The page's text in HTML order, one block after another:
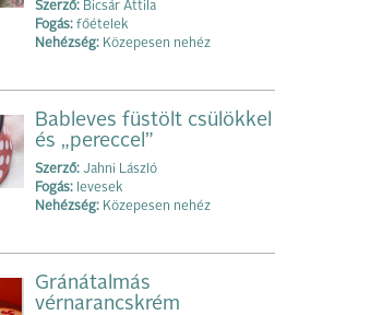
Szerző: Bicsár Attila
Fogás: főételek
Nehézség: Közepesen nehéz
Bableves füstölt csülökkel
és „pereccel”
Szerző: Jahni László
Fogás: levesek
Nehézség: Közepesen nehéz
Gránátalmás
vérnarancskrém